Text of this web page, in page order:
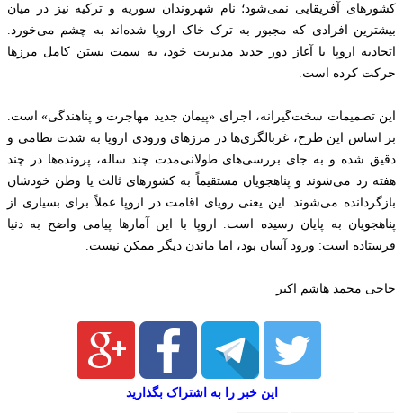
کشورهای آفریقایی نمی‌شود؛ نام شهروندان سوریه و ترکیه نیز در میان
بیشترین افرادی که مجبور به ترک خاک اروپا شده‌اند به چشم می‌خورد.
اتحادیه اروپا با آغاز دور جدید مدیریت خود، به سمت بستن کامل مرزها
حرکت کرده است.
این تصمیمات سخت‌گیرانه، اجرای «پیمان جدید مهاجرت و پناهندگی» است.
بر اساس این طرح، غربالگری‌ها در مرزهای ورودی اروپا به شدت نظامی و
دقیق شده و به جای بررسی‌های طولانی‌مدت چند ساله، پرونده‌ها در چند
هفته رد می‌شوند و پناهجویان مستقیماً به کشورهای ثالث یا وطن خودشان
بازگردانده می‌شوند. این یعنی رویای اقامت در اروپا عملاً برای بسیاری از
پناهجویان به پایان رسیده است. اروپا با این آمارها پیامی واضح به دنیا
فرستاده است: ورود آسان بود، اما ماندن دیگر ممکن نیست.
حاجی محمد هاشم اکبر
این خبر را به اشتراک بگذارید